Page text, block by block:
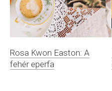
Rosa Kwon Easton: A
fehér eperfa